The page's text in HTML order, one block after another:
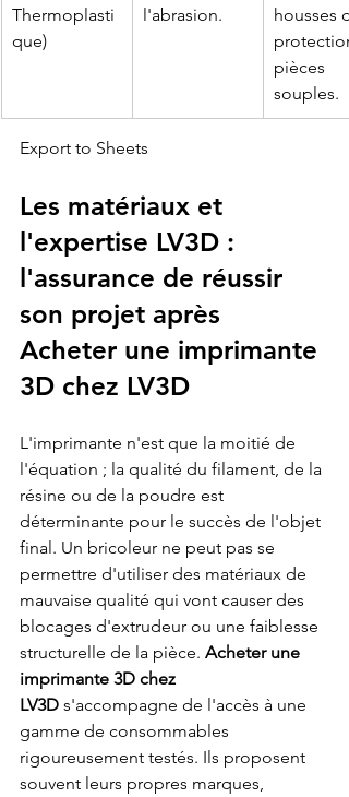
Thermoplasti
que)
l'abrasion.
housses
pièces
souples.
Export to Sheets
Les matériaux et
l'expertise LV3D :
l'assurance de réussir
son projet après
Acheter une imprimante
3D chez LV3D
L'imprimante n'est que la moitié de
l'équation ; la qualité du filament, de la
résine ou de la poudre est
déterminante pour le succès de l'objet
final. Un bricoleur ne peut pas se
permettre d'utiliser des matériaux de
mauvaise qualité qui vont causer des
blocages d'extrudeur ou une faiblesse
structurelle de la pièce. Acheter une
imprimante 3D chez
LV3D s'accompagne de l'accès à une
gamme de consommables
rigoureusement testés. Ils proposent
souvent leurs propres marques,